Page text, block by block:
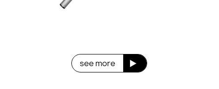
see more